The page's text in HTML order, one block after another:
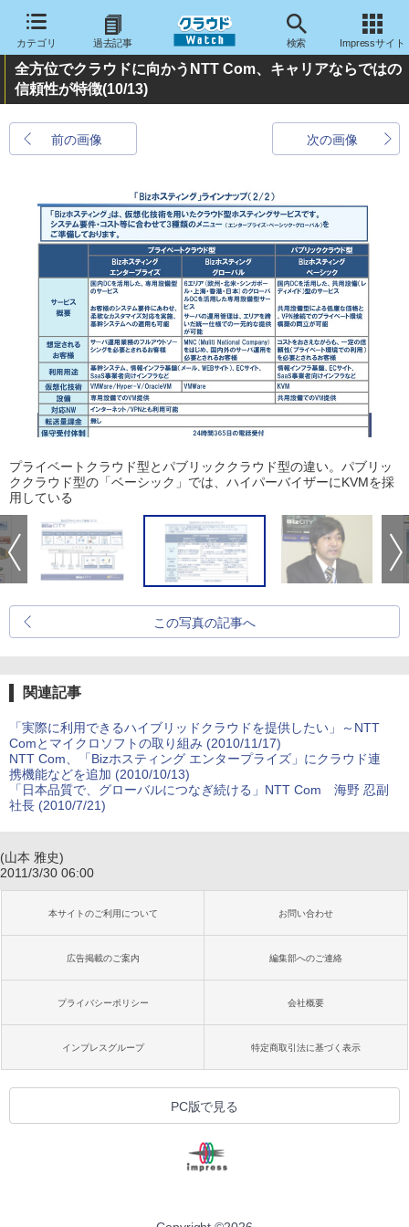
カテゴリ 過去記事 検索 Impressサイト
全方位でクラウドに向かうNTT Com、キャリアならではの
信頼性が特徴(10/13)
前の画像 次の画像
プライベートクラウド型とパブリッククラウド型の違い。パブリッ
ククラウド型の「ベーシック」では、ハイパーバイザーにKVMを採
用している
この写真の記事へ
関連記事
「実際に利用できるハイブリッドクラウドを提供したい」～NTT
Comとマイクロソフトの取り組み (2010/11/17)
NTT Com、「Bizホスティング エンタープライズ」にクラウド連
携機能などを追加 (2010/10/13)
「日本品質で、グローバルにつなぎ続ける」NTT Com 海野 忍副
社長 (2010/7/21)
(山本 雅史)
2011/3/30 06:00
本サイトのご利用について お問い合わせ
広告掲載のご案内 編集部へのご連絡
プライバシーポリシー 会社概要
インプレスグループ 特定商取引法に基づく表示
PC版で見る